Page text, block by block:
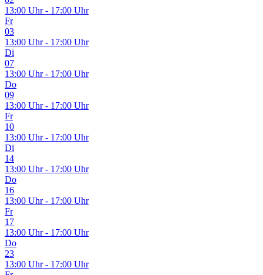
13:00 Uhr - 17:00 Uhr
Fr
03
13:00 Uhr - 17:00 Uhr
Di
07
13:00 Uhr - 17:00 Uhr
Do
09
13:00 Uhr - 17:00 Uhr
Fr
10
13:00 Uhr - 17:00 Uhr
Di
14
13:00 Uhr - 17:00 Uhr
Do
16
13:00 Uhr - 17:00 Uhr
Fr
17
13:00 Uhr - 17:00 Uhr
Do
23
13:00 Uhr - 17:00 Uhr